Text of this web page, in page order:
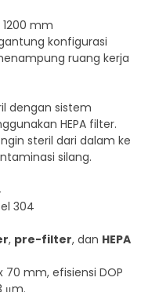
mm
konfigurasi
ruang kerja
dengan sistem
HEPA filter.
steril dari dalam ke
silang.
304
, pre-filter, dan HEPA
70 mm, efisiensi DOP